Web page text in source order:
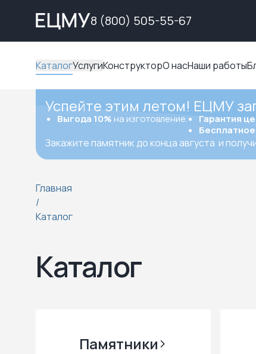
8 (800) 505-55-67
КаталогУслугиКонструкторО насНаши работы
Успейте этим летом! ЕЦМУ
Выгода 10% на изготовление. Гарантия
Закажите памятник до конца августа и
Главная
/
Каталог
Каталог
Памятники